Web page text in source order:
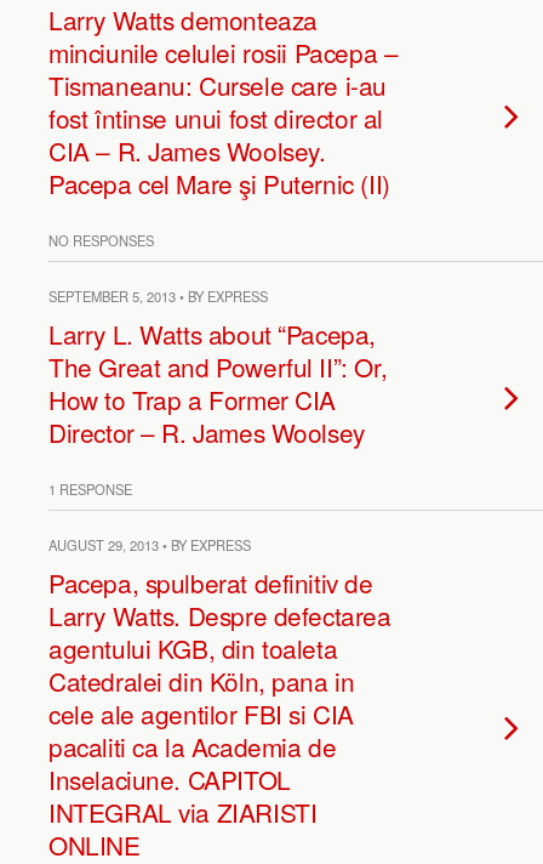
Larry Watts demonteaza
minciunile celulei rosii Pacepa –
Tismaneanu: Cursele care i-au
fost întinse unui fost director al
CIA – R. James Woolsey.
Pacepa cel Mare şi Puternic (II)
NO RESPONSES
SEPTEMBER 5, 2013 • BY EXPRESS
Larry L. Watts about “Pacepa,
The Great and Powerful II”: Or,
How to Trap a Former CIA
Director – R. James Woolsey
1 RESPONSE
AUGUST 29, 2013 • BY EXPRESS
Pacepa, spulberat definitiv de
Larry Watts. Despre defectarea
agentului KGB, din toaleta
Catedralei din Köln, pana in
cele ale agentilor FBI si CIA
pacaliti ca la Academia de
Inselaciune. CAPITOL
INTEGRAL via ZIARISTI
ONLINE